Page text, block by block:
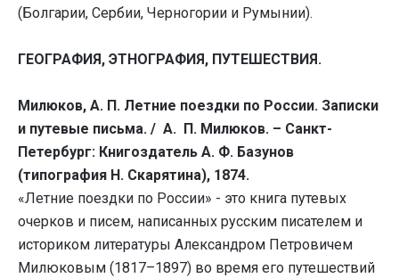
(Болгарии, Сербии, Черногории и Румынии).
ГЕОГРАФИЯ, ЭТНОГРАФИЯ, ПУТЕШЕСТВИЯ.
Милюков, А. П. Летние поездки по России. Записки
и путевые письма. / А. П. Милюков. – Санкт-
Петербург: Книгоздатель А. Ф. Базунов
(типография Н. Скарятина), 1874.
«Летние поездки по России» - это книга путевых
очерков и писем, написанных русским писателем и
историком литературы Александром Петровичем
Милюковым (1817–1897) во время его путешествий